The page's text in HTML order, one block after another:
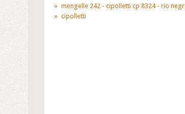
mengelle 242 - cipolletti cp 8324 - rio
cipolletti